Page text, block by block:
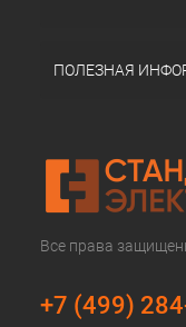
ПОЛЕЗНАЯ
Все права
+7 (499)